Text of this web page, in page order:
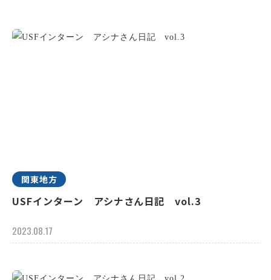
関東地方
USFインターン アシナさん日記 vol.3
2023.08.17